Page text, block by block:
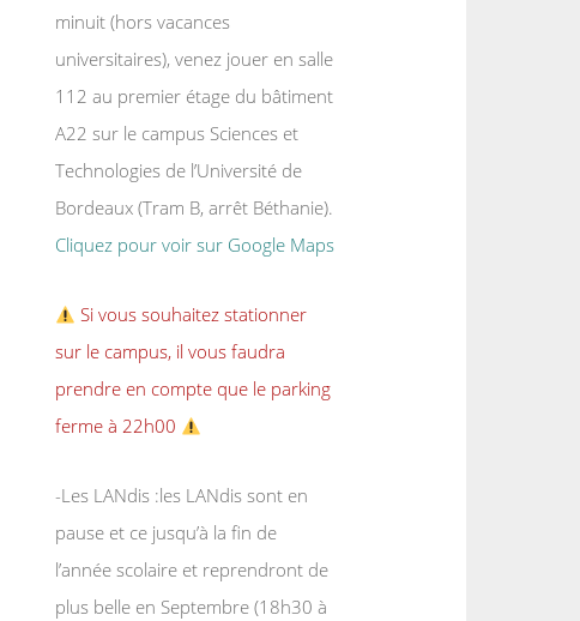
minuit (hors vacances
universitaires), venez jouer en salle
112 au premier étage du bâtiment
A22 sur le campus Sciences et
Technologies de l’Université de
Bordeaux (Tram B, arrêt Béthanie).
Cliquez pour voir sur Google Maps
Si vous souhaitez stationner
sur le campus, il vous faudra
prendre en compte que le parking
ferme à 22h00
-Les LANdis :les LANdis sont en
pause et ce jusqu’à la fin de
l’année scolaire et reprendront de
plus belle en Septembre (18h30 à